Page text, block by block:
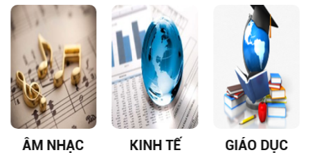
ÂM NHẠC KINH TẾ GIÁO DỤC